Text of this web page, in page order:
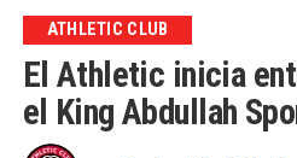
ATHLETIC CLUB
El Athletic inicia
el King Abdullah